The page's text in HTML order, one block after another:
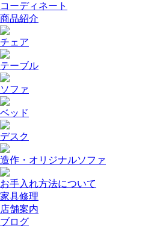
コーディネート
商品紹介
チェア
テーブル
ソファ
ベッド
デスク
造作・オリジナルソファ
お手入れ方法について
家具修理
店舗案内
ブログ